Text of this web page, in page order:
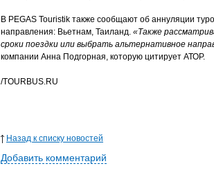
В PEGAS Touristik также сообщают об аннуляции
направления: Вьетнам, Таиланд. «Также
сроки поездки или выбрать альтернативное
компании Анна Подгорная, которую цитирует АТОР.
/TOURBUS.RU
Назад к списку новостей
Добавить комментарий